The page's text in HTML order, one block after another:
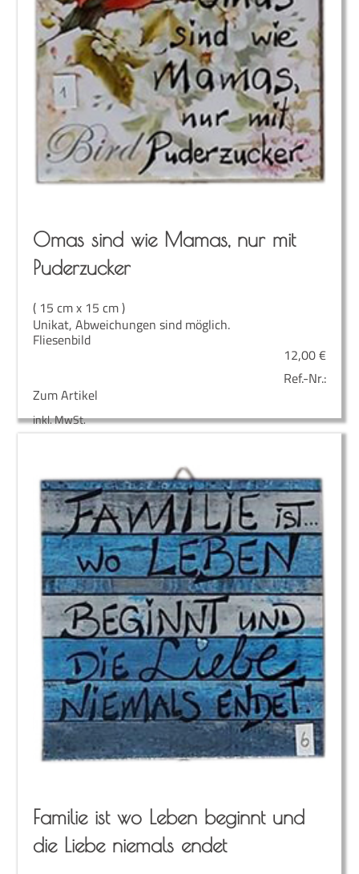
Omas sind wie Mamas, nur mit
Puderzucker
( 15 cm x 15 cm )
Unikat, Abweichungen sind möglich.
Fliesenbild
12,00€
Ref.-Nr.:
Zum Artikel
inkl. MwSt.
Fami­lie ist wo Leben beginnt und
die Lie­be nie­mals endet